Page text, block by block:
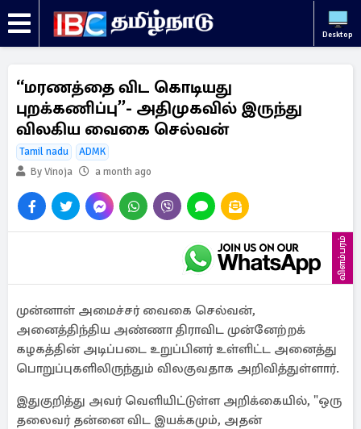
Desktop
“மரணத்தை விட கொடியது
புறக்கணிப்பு”- அதிமுகவில் இருந்து
விலகிய வைகை செல்வன்
Tamil nadu
ADMK
By Vinoja
a month ago
விளம்பரம்
முன்னாள் அமைச்சர் வைகை செல்வன்,
அனைத்திந்திய அண்ணா திராவிட முன்னேற்றக்
கழகத்தின் அடிப்படை உறுப்பினர் உள்ளிட்ட அனைத்து
பொறுப்புகளிலிருந்தும் விலகுவதாக அறிவித்துள்ளார்.
இதுகுறித்து அவர் வெளியிட்டுள்ள அறிக்கையில், "ஒரு
தலைவர் தன்னை விட இயக்கமும், அதன்